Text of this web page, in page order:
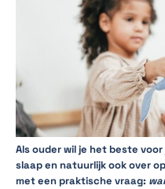
Als ouder wil je het beste
slaap en natuurlijk ook over
met een praktische vraag: